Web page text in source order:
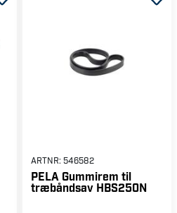
ARTNR: 546582
PELA Gummirem til
træbåndsav HBS250N